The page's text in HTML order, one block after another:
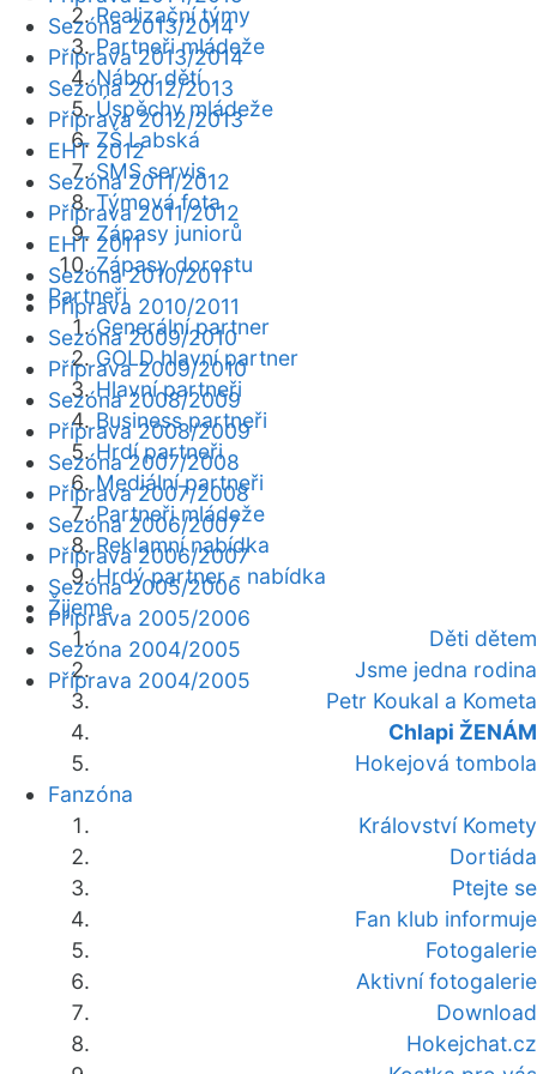
Realizační týmy
Partneři mládeže
Nábor dětí
Úspěchy mládeže
ZŠ Labská
SMS servis
Týmová fota
Zápasy juniorů
Zápasy dorostu
Partneři
Generální partner
GOLD hlavní partner
Hlavní partneři
Business partneři
Hrdí partneři
Mediální partneři
Partneři mládeže
Reklamní nabídka
Hrdý partner - nabídka
Žijeme
Děti dětem
Jsme jedna rodina
Petr Koukal a Kometa
Chlapi ŽENÁM
Hokejová tombola
Fanzóna
Království Komety
Dortiáda
Ptejte se
Fan klub informuje
Fotogalerie
Aktivní fotogalerie
Download
Hokejchat.cz
Sezóna 2013/2014
Příprava 2013/2014
Sezóna 2012/2013
Příprava 2012/2013
EHT 2012
Sezóna 2011/2012
Příprava 2011/2012
EHT 2011
Sezóna 2010/2011
Příprava 2010/2011
Sezóna 2009/2010
Příprava 2009/2010
Sezóna 2008/2009
Příprava 2008/2009
Sezóna 2007/2008
Příprava 2007/2008
Sezóna 2006/2007
Příprava 2006/2007
Sezóna 2005/2006
Příprava 2005/2006
Sezóna 2004/2005
Příprava 2004/2005